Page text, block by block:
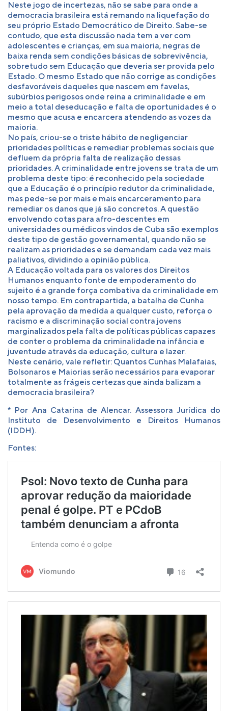
Neste jogo de incertezas, não se sabe para onde a
democracia brasileira está remando na liquefação do
seu próprio Estado Democrático de Direito. Sabe-se
contudo, que esta discussão nada tem a ver com
adolescentes e crianças, em sua maioria, negras de
baixa renda sem condições básicas de sobrevivência,
sobretudo sem Educação que deveria ser provida pelo
Estado. O mesmo Estado que não corrige as condições
desfavoráveis daqueles que nascem em favelas,
subúrbios perigosos onde reina a criminalidade e em
meio a total deseducação e falta de oportunidades é o
mesmo que acusa e encarcera atendendo as vozes da
maioria.
No país, criou-se o triste hábito de negligenciar
prioridades políticas e remediar problemas sociais que
defluem da própria falta de realização dessas
prioridades. A criminalidade entre jovens se trata de um
problema deste tipo: é reconhecido pela sociedade
que a Educação é o princípio redutor da criminalidade,
mas pede-se por mais e mais encarceramento para
remediar os danos que já são concretos. A questão
envolvendo cotas para afro-descentes em
universidades ou médicos vindos de Cuba são exemplos
deste tipo de gestão governamental, quando não se
realizam as prioridades e se demandam cada vez mais
paliativos, dividindo a opinião pública.
A Educação voltada para os valores dos Direitos
Humanos enquanto fonte de empoderamento do
sujeito é a grande força combativa da criminalidade em
nosso tempo. Em contrapartida, a batalha de Cunha
pela aprovação da medida a qualquer custo, reforça o
racismo e a discriminação social contra jovens
marginalizados pela falta de políticas públicas capazes
de conter o problema da criminalidade na infância e
juventude através da educação, cultura e lazer.
Neste cenário, vale refletir: Quantos Cunhas Malafaias,
Bolsonaros e Maiorias serão necessários para evaporar
totalmente as frágeis certezas que ainda balizam a
democracia brasileira?
* Por Ana Catarina de Alencar. Assessora Jurídica do
Instituto de Desenvolvimento e Direitos Humanos
(IDDH).
Fontes: